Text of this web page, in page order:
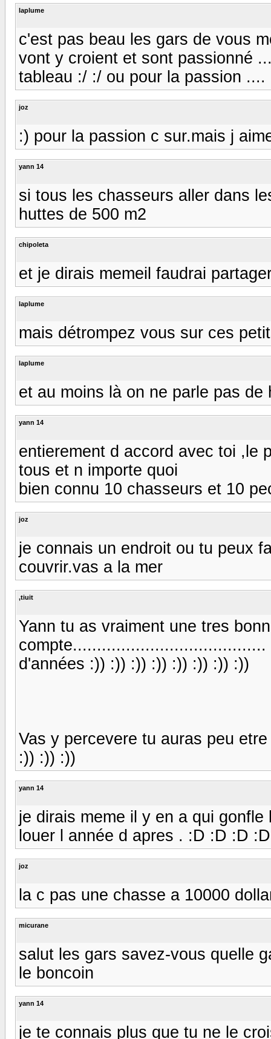
laplume
c'est pas beau les gars de vous
vont y croient et sont passionné
tableau :/ :/ ou pour la passion ....
joz
:) pour la passion c sur.mais j
yann 14
si tous les chasseurs aller dans
huttes de 500 m2
chipoleta
et je dirais memeil faudrai
laplume
mais détrompez vous sur ces
laplume
et au moins là on ne parle pas
yann 14
entierement d accord avec toi ,le
tous et n importe quoi
bien connu 10 chasseurs et 10
joz
je connais un endroit ou tu peux
couvrir.vas a la mer
,tiuit
Yann tu as vraiment une tres
compte........................................
d'années :)) :)) :)) :)) :)) :)) :)) :))
Vas y percevere tu auras peu
:)) :)) :))
yann 14
je dirais meme il y en a qui
louer l année d apres . :D :D :D :D
joz
la c pas une chasse a 10000
micurane
salut les gars savez-vous quelle
le boncoin
yann 14
je te connais plus que tu ne le